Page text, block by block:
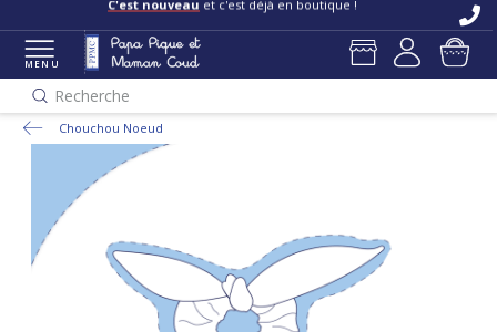
C'est nouveau et c'est déjà en boutique !
MENU
Recherche
Chouchou Noeud